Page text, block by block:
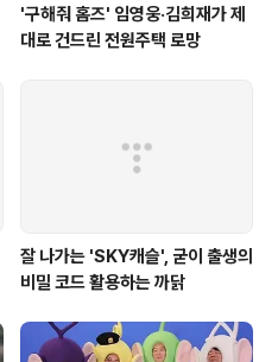
'구해줘 홈즈' 임영웅·김희재가 제
대로 건드린 전원주택 로망
잘 나가는 'SKY캐슬', 굳이 출생의
비밀 코드 활용하는 까닭